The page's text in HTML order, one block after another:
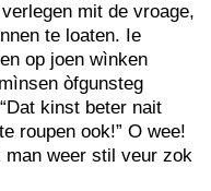
mit de vroage,
te loaten. Ie
op joen wìnken
òfgunsteg
kinst beter nait
roupen ook!” O wee!
weer stil veur zok